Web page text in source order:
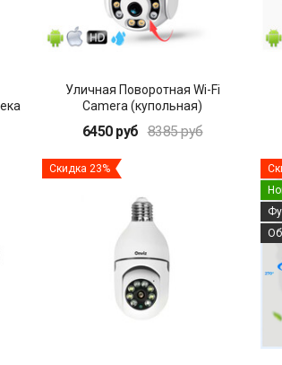
Уличная Поворотная Wi-Fi
Camera (купольная)
6450 руб 8385 руб
Скидка 23%